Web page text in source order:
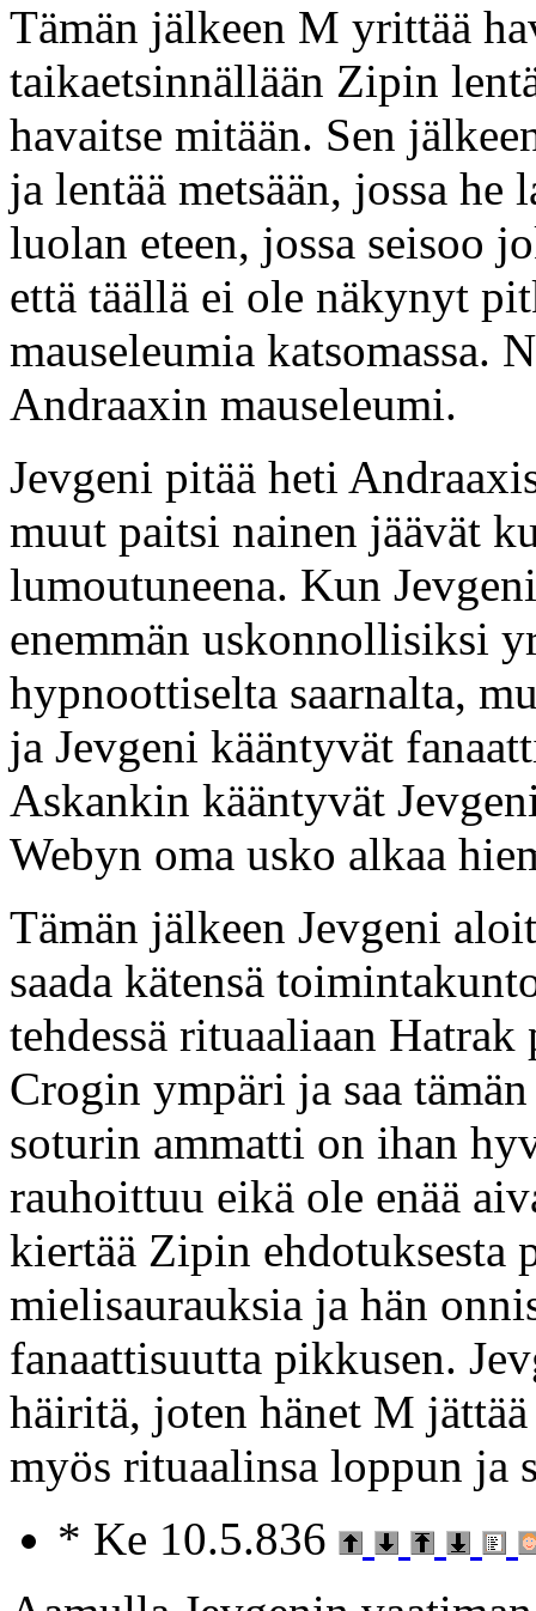
Tämän jälkeen M yrittää
taikaetsinnällään Zipin
havaitse mitään. Sen
ja lentää metsään, jossa he
luolan eteen, jossa seisoo
että täällä ei ole näkynyt
mauseleumia katsomassa.
Andraaxin mauseleumi.
Jevgeni pitää heti
muut paitsi nainen jäävät
lumoutuneena. Kun
enemmän uskonnollisiksi
hypnoottiselta saarnalta,
ja Jevgeni kääntyvät
Askankin kääntyvät
Webyn oma usko alkaa
Tämän jälkeen Jevgeni
saada kätensä
tehdessä rituaaliaan
Crogin ympäri ja saa
soturin ammatti on ihan
rauhoittuu eikä ole enää
kiertää Zipin ehdotuksesta
mielisaurauksia ja hän
fanaattisuutta pikkusen.
häiritä, joten hänet M
myös rituaalinsa loppun ja
* Ke 10.5.836